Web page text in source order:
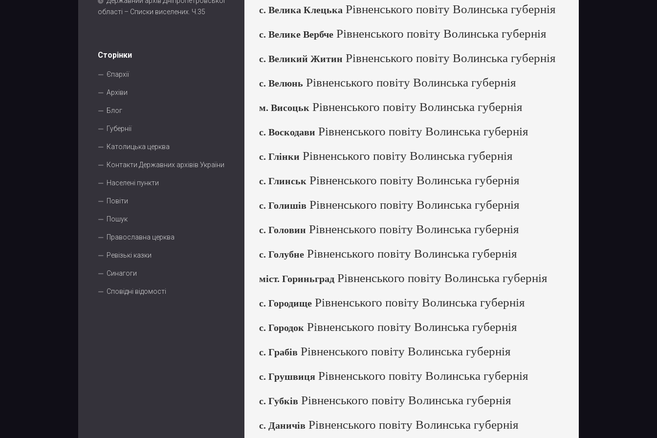
області – Списки виселених. Ч.35
Сторінки
Єпархії
Архіви
Блог
Губернії
Католицька церква
Контакти Державних архівів України
Населені пункти
Повіти
Пошук
Православна церква
Ревізькі казки
Синагоги
Сповідні відомості
с. Велика Клецька Рівненського повіту Волинська губернія
с. Велике Вербче Рівненського повіту Волинська губернія
с. Великий Житин Рівненського повіту Волинська губернія
с. Велюнь Рівненського повіту Волинська губернія
м. Висоцьк Рівненського повіту Волинська губернія
с. Воскодави Рівненського повіту Волинська губернія
с. Глінки Рівненського повіту Волинська губернія
с. Глинськ Рівненського повіту Волинська губернія
с. Голишів Рівненського повіту Волинська губернія
с. Головин Рівненського повіту Волинська губернія
с. Голубне Рівненського повіту Волинська губернія
міст. Гориньград Рівненського повіту Волинська губернія
с. Городище Рівненського повіту Волинська губернія
с. Городок Рівненського повіту Волинська губернія
с. Грабів Рівненського повіту Волинська губернія
с. Грушвиця Рівненського повіту Волинська губернія
с. Губків Рівненського повіту Волинська губернія
с. Даничів Рівненського повіту Волинська губернія